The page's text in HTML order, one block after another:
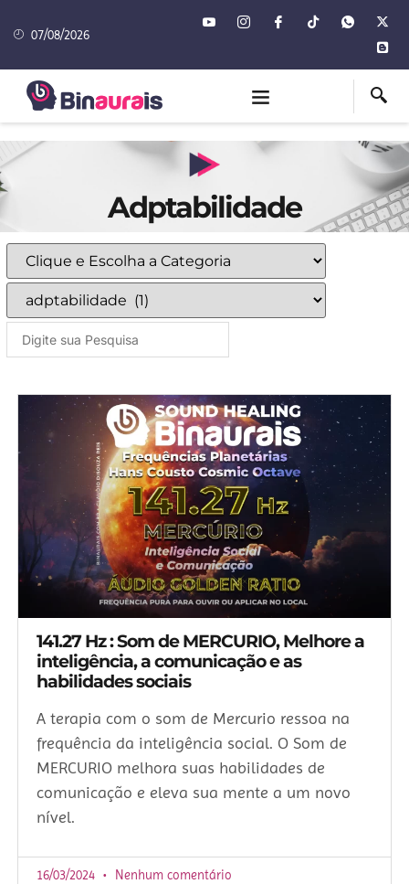
07/08/2026
Adptabilidade
141.27 Hz : Som de MERCURIO, Melhore a
inteligência, a comunicação e as
habilidades sociais
A terapia com o som de Mercurio ressoa na
frequência da inteligência social. O Som de
MERCURIO melhora suas habilidades de
comunicação e eleva sua mente a um novo
nível.
16/03/2024 Nenhum comentário